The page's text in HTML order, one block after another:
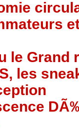
le Grand
les